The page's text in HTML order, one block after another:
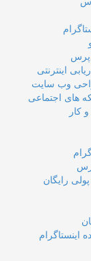
اینترنتی
وب سایت
های اجتماعی
کار
رایگان
اینستاگرام